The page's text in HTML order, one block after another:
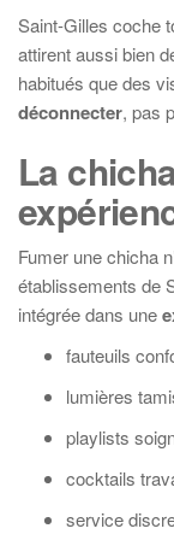
Saint-Gilles coche
attirent aussi bien
habitués que des
déconnecter, pas
La
Fumer une chicha
établissements de
intégrée dans une
fauteuils
lumières
playlists
cocktails
service